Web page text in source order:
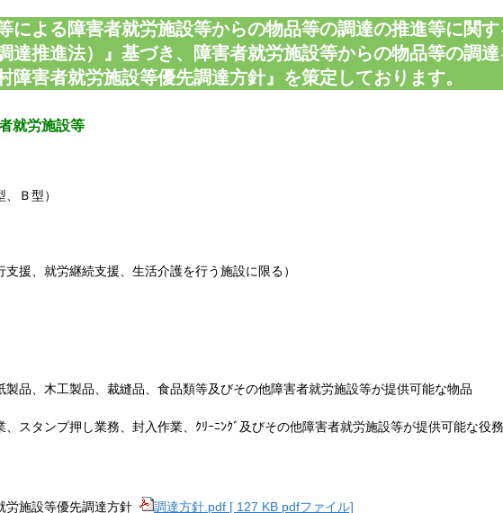
による障害者就労施設等からの物品等の調達の推進等に関す
達推進法）』基づき、障害者就労施設等からの物品等の調達
障害者就労施設等優先調達方針』を策定しております。
就労施設等
Ｂ型）
支援、就労継続支援、生活介護を行う施設に限る）
品、木工製品、裁縫品、食品類等及びその他障害者就労施設等が提供可能な物品
スタンプ押し業務、封入作業、ｸﾘｰﾆﾝｸﾞ及びその他障害者就労施設等が提供可能な役務
労施設等優先調達方針 調達方針.pdf [ 127 KB pdfファイル]